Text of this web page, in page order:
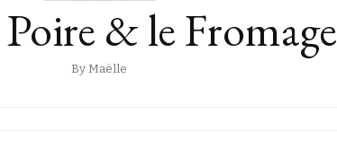
& le Fromage
By Maëlle